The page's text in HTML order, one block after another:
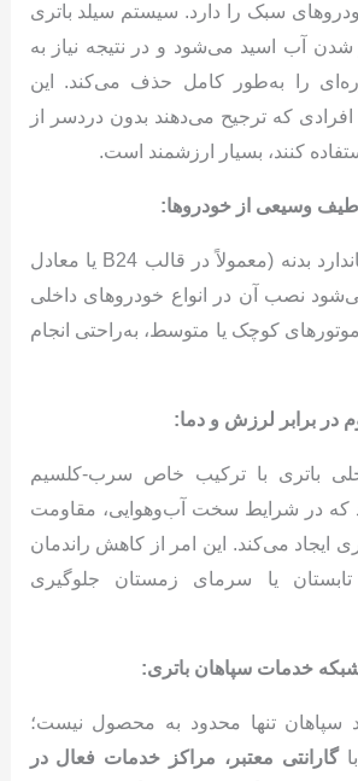
سبک را دارد. سیستم سیلد باتری
شدن آب اسید می‌شود و در نتیجه نیاز به
را به‌طور کامل حذف می‌کند. این
که ترجیح می‌دهند بدون دردسر از
کنند، بسیار ارزشمند است.
طیف وسیعی از خودروها:
طراحی استاندارد بدنه (معمولاً در قالب B24 یا معادل
نصب آن در انواع خودروهای داخلی
کوچک یا متوسط، به‌راحتی انجام
در برابر لرزش و دما:
باتری با ترکیب خاص سرب-کلسیم
که در شرایط سخت آب‌و‌هوایی، مقاومت
ایجاد می‌کند. این امر از کاهش راندمان
یا سرمای زمستان جلوگیری
شبکه خدمات سپاهان باتری:
سپاهان تنها محدود به محصول نیست؛
گارانتی معتبر، مراکز خدمات فعال در